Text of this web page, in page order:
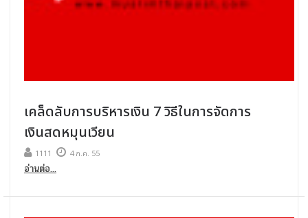
เคล็ดลับการบริหารเงิน 7 วิธีในการจัดการ
เงินสดหมุนเวียน
1111 4 ก.ค. 55
อ่านต่อ...